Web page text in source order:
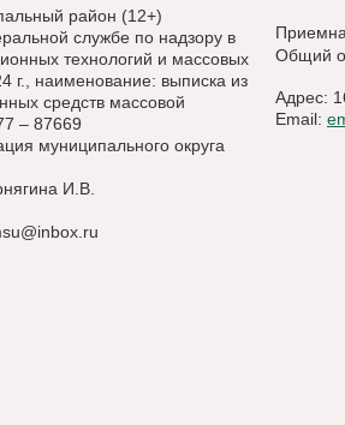
район (12+)
службе по надзору в
технологий и массовых
г., наименование: выписка из
средств массовой
– 87669
муниципального округа
И.В.
Общий
Адрес:
Email: